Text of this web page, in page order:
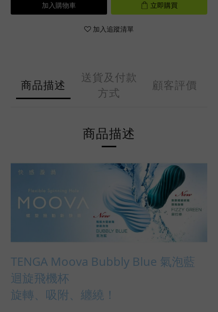
加入購物車 立即購買
加入追蹤清單
商品描述
送貨及付款
方式
顧客評價
商品描述
TENGA Moova Bubbly Blue 氣泡藍
迴旋飛機杯
旋轉、吸附、纏繞！